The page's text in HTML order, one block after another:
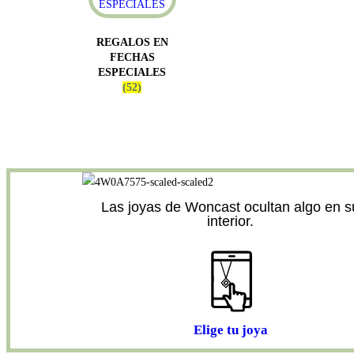
REGALOS EN
FECHAS
ESPECIALES
(52)
Las joyas de Woncast ocultan algo en
interior.
Elige tu joya